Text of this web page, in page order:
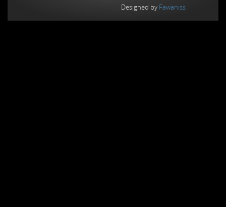
Designed by Fawaniss